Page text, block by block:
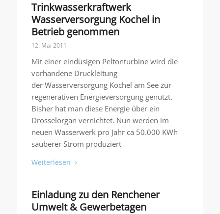
Trinkwasserkraftwerk
Wasserversorgung Kochel in
Betrieb genommen
12. Mai 2011
Mit einer eindüsigen Peltonturbine wird die
vorhandene Druckleitung
der Wasserversorgung Kochel am See zur
regenerativen Energieversorgung genutzt.
Bisher hat man diese Energie über ein
Drosselorgan vernichtet. Nun werden im
neuen Wasserwerk pro Jahr ca 50.000 KWh
sauberer Strom produziert
Weiterlesen
Einladung zu den Renchener
Umwelt & Gewerbetagen